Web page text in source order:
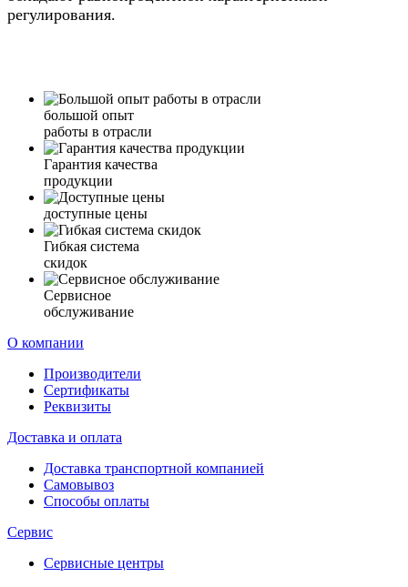
регулирования.
большой опыт
работы в отрасли
Гарантия качества
продукции
доступные цены
Гибкая система
скидок
Сервисное
обслуживание
О компании
Производители
Сертификаты
Реквизиты
Доставка и оплата
Доставка транспортной компанией
Самовывоз
Способы оплаты
Сервис
Сервисные центры